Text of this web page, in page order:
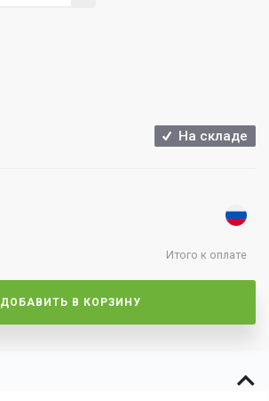
На складе
Итого к оплате
ДОБАВИТЬ В КОРЗИНУ